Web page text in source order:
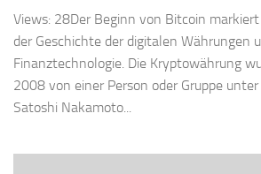
Views: 28Der Beginn von Bitcoin
der Geschichte der digitalen Währungen
Finanztechnologie. Die Kryptowährung
2008 von einer Person oder Gruppe
Satoshi Nakamoto...